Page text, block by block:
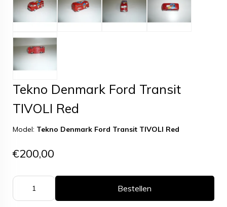
Tekno Denmark Ford Transit
TIVOLI Red
Model: Tekno Denmark Ford Transit TIVOLI Red
€200,00
Bestellen